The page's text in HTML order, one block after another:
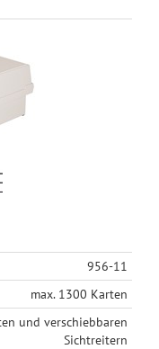
956-11
max. 1300 Karten
und verschiebbaren
Sichtreitern